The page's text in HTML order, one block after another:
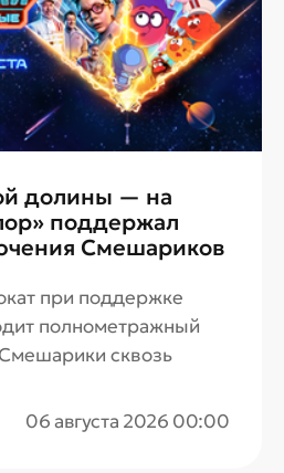
долины — на
поддержал
Смешариков
при поддержке
полнометражный
сквозь
06 августа 2026 00:00